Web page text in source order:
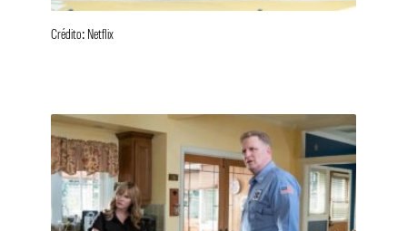
Crédito: Netflix